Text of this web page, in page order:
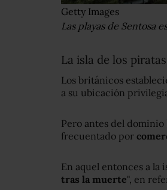
Getty Images
Las playas de Sentosa
La isla de los piratas
Los británicos
a su ubicación
Pero antes del
frecuentado por
En aquel entonces a la
tras la muerte", en